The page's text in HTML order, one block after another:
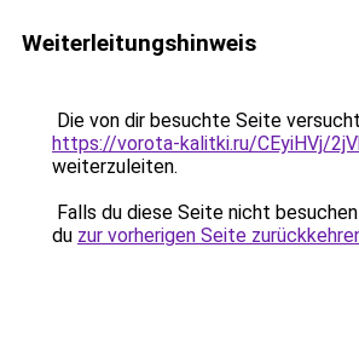
Weiterleitungshinweis
Die von dir besuchte Seite
https://vorota-kalitki.ru/CEyiHVj/
weiterzuleiten.
Falls du diese Seite nicht
du zur vorherigen Seite